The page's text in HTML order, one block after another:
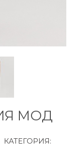
МОД
КАТЕГОРИЯ: